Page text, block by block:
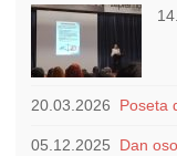
20.03.2026 Poseta
05.12.2025 Dan